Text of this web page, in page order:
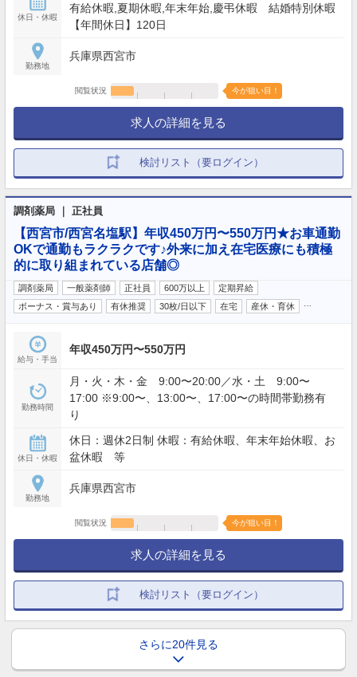
休日・休暇
有給休暇,夏期休暇,年末年始,慶弔休暇 結婚特別休暇
【年間休日】120日
勤務地
兵庫県西宮市
閲覧状況 今が狙い目！
求人の詳細を見る
検討リスト（要ログイン）
調剤薬局 ｜ 正社員
【西宮市/西宮名塩駅】年収450万円〜550万円★お車通勤
OKで通勤もラクラクです♪外来に加え在宅医療にも積極
的に取り組まれている店舗◎
調剤薬局 一般薬剤師 正社員 600万以上
定期昇給
ボーナス・賞与あり
有休推奨 30枚/日以下 在宅 産休・育休
給与・手当
年収450万円〜550万円
勤務時間
月・火・木・金 9:00〜20:00／水・土 9:00〜
17:00 ※9:00〜、13:00〜、17:00〜の時間帯勤務有
り
休日・休暇
休日：週休2日制 休暇：有給休暇、年末年始休暇、お
盆休暇 等
勤務地
兵庫県西宮市
閲覧状況 今が狙い目！
求人の詳細を見る
検討リスト（要ログイン）
さらに20件見る